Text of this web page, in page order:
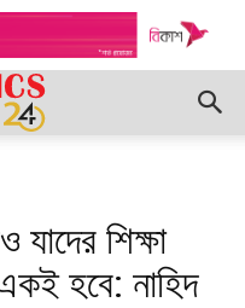
যাদের শিক্ষা
হবে: নাহিদ